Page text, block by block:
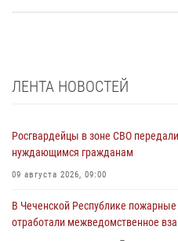
ЛЕНТА НОВОСТЕЙ
Росгвардейцы в зоне СВО
нуждающимся гражданам
09 августа 2026, 09:00
В Чеченской Республике
отработали межведомственное